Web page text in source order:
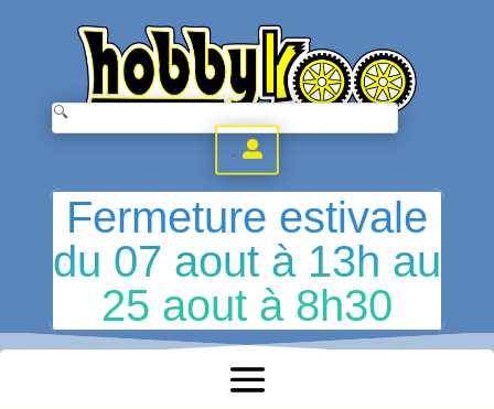
.
Fermeture estivale
du 07 aout à 13h au
25 aout à 8h30